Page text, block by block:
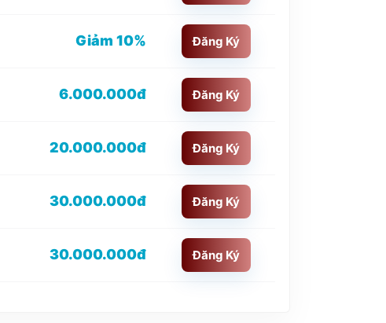
Giảm 10% Đăng Ký
6.000.000đ Đăng Ký
20.000.000đ Đăng Ký
30.000.000đ Đăng Ký
30.000.000đ Đăng Ký